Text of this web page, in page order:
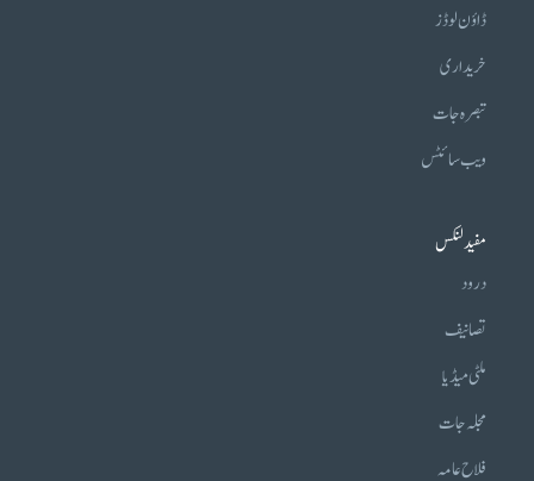
ڈاؤن لوڈز
خریداری
تبصرہ جات
ویب سائٹس
مفید لنکس
درود
تصانیف
ملٹی میڈیا
مجلہ جات
فلاح عامہ